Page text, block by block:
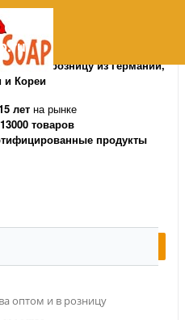
и в розницу из Германии,
и Кореи
летна рынке
13000 товаров
продукты
оптом и в розницу